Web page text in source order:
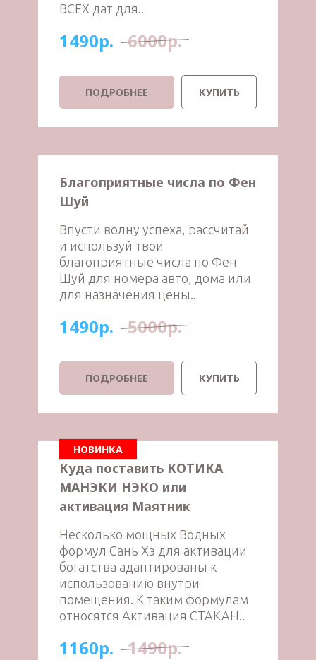
ВСЕХ дат для..
1490р. 6000р.
ПОДРОБНЕЕ КУПИТЬ
Благоприятные числа по Фен
Шуй
Впусти волну успеха, рассчитай
и используй твои
благоприятные числа по Фен
Шуй для номера авто, дома или
для назначения цены..
1490р. 5000р.
ПОДРОБНЕЕ КУПИТЬ
НОВИНКА
Куда поставить КОТИКА
МАНЭКИ НЭКО или
активация Маятник
Несколько мощных Водных
формул Сань Хэ для активации
богатства адаптированы к
использованию внутри
помещения. К таким формулам
относятся Активация СТАКАН..
1160р. 1490р.